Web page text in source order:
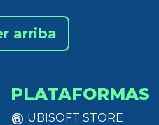
arriba
PLATAFORMAS
UBISOFT STORE